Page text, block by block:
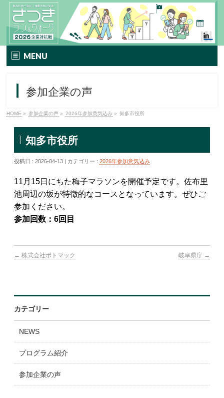
MENU
エントリー方法
TIPNESSメニュー
参加特典
参加企業
よくある質問
参加企業の声
HOME » 参加企業の声 » 2026年参加意気込み » 知多市役所
知多市役所
投稿日 : 2026-04-13 | カテゴリー :2026年参加意気込み
11月15日にちた梅子マラソンを開催予定です。佐布里
池周辺の坂が特徴的なコースとなっています。ぜひご
参加ください。
参加回数：6回目
← 株式会社ポトマック 岐阜県庁 →
カテゴリー
NEWS
プログラム紹介
参加企業の声